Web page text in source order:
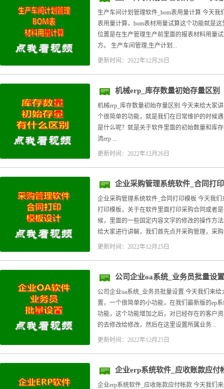
生产车间计划管理软件_bom表用量计算 今天
表用量计算，bom表材用量试算这个功能就是
位置是在生产管理生产前里面的报表材料用量
方。 生产车间管理,生产计划...
更新时间：2022年12月26日
机械erp_库存数量初始存量区别
机械erp_库存数量初始存量区别 今天来给大家
个很简单的功能，就是我们在日常维护的时候
是什么呢？就是关于软件里面的初始数量和库
流erp ...
更新时间：2022年12月26日
企业采购管理系统软件_合同打
企业采购管理系统软件_合同打印模板 今天我
打印模板，关于在软件里面打印采购合同或者
候，里面的一些固定内容文字的修改的操作方
给大家进行讲解，我们首先点开采购管理，采
更新时间：2022年12月25日
公司企业oa系统_业务员批量设置
公司企业oa系统_业务员批量设置 今天我们来
置，一个很简单的小功能，在我们最新版的ep
功能，这个功能增加之后，对已经存在的客户
的去修改给修改，然后在这里设置所属业务...
更新时间：2022年12月25日
企业erp系统软件_应收账款应付
企业erp系统软件_应收账款应付帐款 今天我们